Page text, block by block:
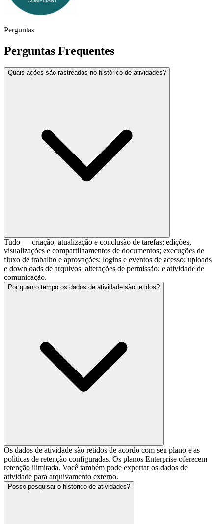
Perguntas
Perguntas Frequentes
Quais ações são rastreadas no histórico de atividades?
Tudo — criação, atualização e conclusão de tarefas; edições,
visualizações e compartilhamentos de documentos; execuções de
fluxo de trabalho e aprovações; logins e eventos de acesso; uploads
e downloads de arquivos; alterações de permissão; e atividade de
comunicação.
Por quanto tempo os dados de atividade são retidos?
Os dados de atividade são retidos de acordo com seu plano e as
políticas de retenção configuradas. Os planos Enterprise oferecem
retenção ilimitada. Você também pode exportar os dados de
atividade para arquivamento externo.
Posso pesquisar o histórico de atividades?